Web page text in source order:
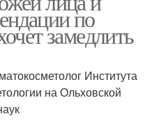
по
замедлить
Института
на Ольховской